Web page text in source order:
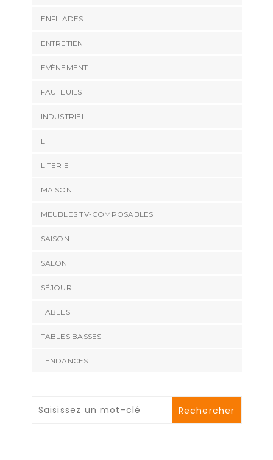
ENFILADES
ENTRETIEN
EVÈNEMENT
FAUTEUILS
INDUSTRIEL
LIT
LITERIE
MAISON
MEUBLES TV-COMPOSABLES
SAISON
SALON
SÉJOUR
TABLES
TABLES BASSES
TENDANCES